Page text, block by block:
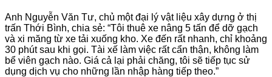
Anh Nguyễn Văn Tư, chủ một đại lý vật liệu xây dựng ở thị
trấn Thới Bình, chia sẻ: “Tôi thuê xe nâng 5 tấn để dỡ gạch
và xi măng từ xe tải xuống kho. Xe đến rất nhanh, chỉ khoảng
30 phút sau khi gọi. Tài xế làm việc rất cẩn thận, không làm
bể viên gạch nào. Giá cả lại phải chăng, tôi sẽ tiếp tục sử
dụng dịch vụ cho những lần nhập hàng tiếp theo.”